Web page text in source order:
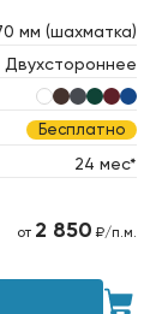
мм (шахматка)
Двухстороннее
Бесплатно
24 мес*
от 2 850 ₽/п.м.